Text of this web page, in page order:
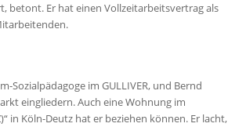
betont. Er hat einen Vollzeitarbeitsvertrag als
Sozialpädagoge im GULLIVER, und Bernd
eingliedern. Auch eine Wohnung im
in Köln-Deutz hat er beziehen können. Er lacht,